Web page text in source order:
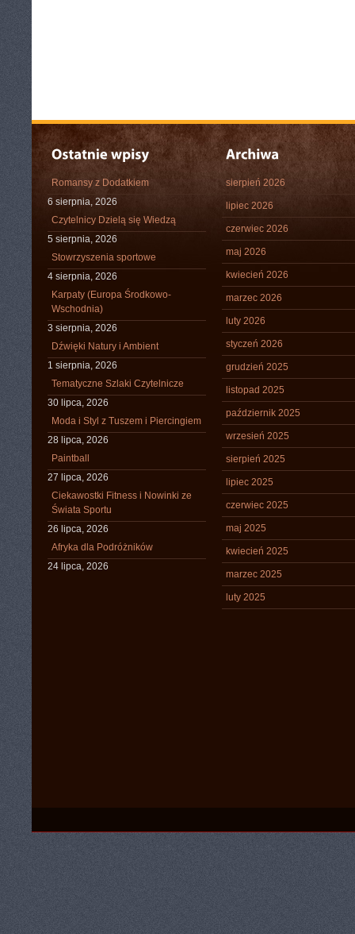
Romansy z Dodatkiem
6 sierpnia, 2026
Czytelnicy Dzielą się Wiedzą
5 sierpnia, 2026
Stowrzyszenia sportowe
4 sierpnia, 2026
Karpaty (Europa Środkowo-
Wschodnia)
3 sierpnia, 2026
Dźwięki Natury i Ambient
1 sierpnia, 2026
Tematyczne Szlaki Czytelnicze
30 lipca, 2026
Moda i Styl z Tuszem i Piercingiem
28 lipca, 2026
Paintball
27 lipca, 2026
Ciekawostki Fitness i Nowinki ze
Świata Sportu
26 lipca, 2026
Afryka dla Podróżników
24 lipca, 2026
sierpień 2026
lipiec 2026
czerwiec 2026
maj 2026
kwiecień 2026
marzec 2026
luty 2026
styczeń 2026
grudzień 2025
listopad 2025
październik 2025
wrzesień 2025
sierpień 2025
lipiec 2025
czerwiec 2025
maj 2025
kwiecień 2025
marzec 2025
luty 2025